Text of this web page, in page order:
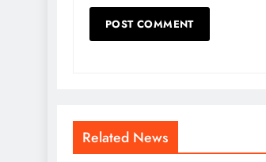
Related News